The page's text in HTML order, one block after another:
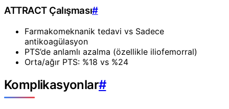
ATTRACT Çalışması#
Farmakomeknanik tedavi vs Sadece
antikoagülasyon
PTS’de anlamlı azalma (özellikle iliofemorral)
Orta/ağır PTS: %18 vs %24
Komplikasyonlar#